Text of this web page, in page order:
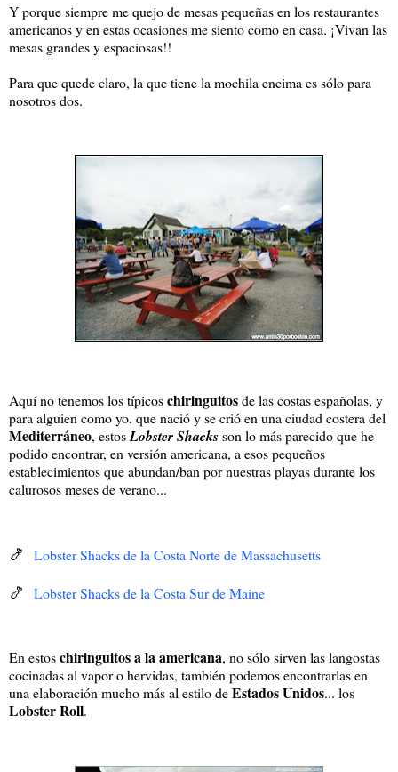
Y porque siempre me quejo de mesas pequeñas en los restaurantes
americanos y en estas ocasiones me siento como en casa. ¡Vivan las
mesas grandes y espaciosas!!
Para que quede claro, la que tiene la mochila encima es sólo para
nosotros dos.
Aquí no tenemos los típicoschiringuitosde las costas españolas, y
para alguien como yo, que nació y se crió en una ciudad costera del
Mediterráneo, estosLobster Shacksson lo más parecido que he
podido encontrar, en versión americana, a esos pequeños
establecimientos que abundan/ban por nuestras playas durante los
calurosos meses de verano...
🍤 Lobster Shacks de la Costa Norte de Massachusetts
🍤 Lobster Shacks de la Costa Sur de Maine
En estoschiringuitos a la americana, no sólo sirven las langostas
cocinadas al vapor o hervidas, también podemos encontrarlas en
una elaboración mucho más al estilo deEstados Unidos... los
Lobster Roll.